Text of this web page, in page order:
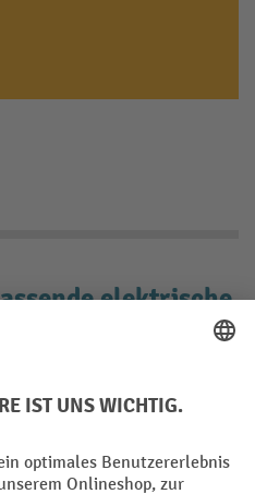
elektrische
Bedarf
passend zum